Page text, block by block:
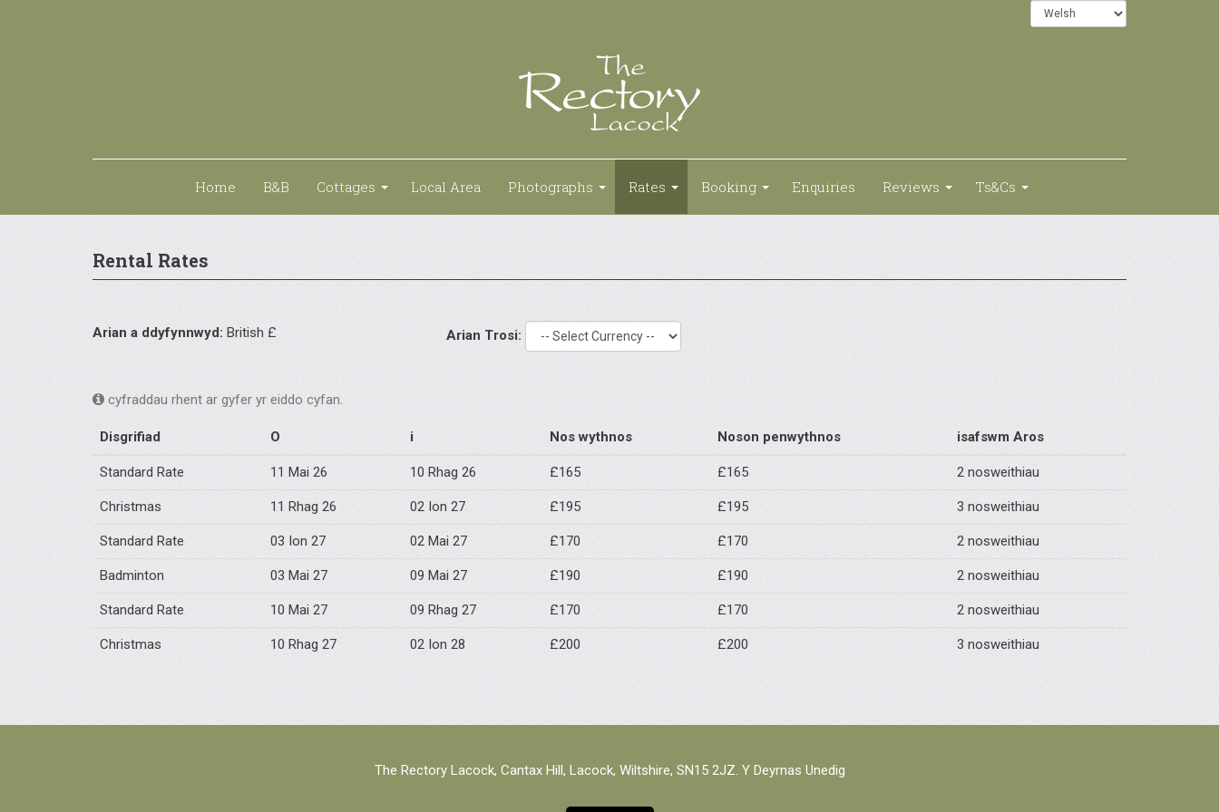
Home B&B Cottages Local Area Photographs Rates Booking Enquiries Reviews Ts&Cs
Rental Rates
Arian a ddyfynnwyd: British £ Arian Trosi:
cyfraddau rhent ar gyfer yr eiddo cyfan.
Disgrifiad O i Nos wythnos Noson penwythnos isafswm Aros
Standard Rate 11 Mai 26 10 Rhag 26 £165 £165 2 nosweithiau
Christmas 11 Rhag 26 02 Ion 27 £195 £195 3 nosweithiau
Standard Rate 03 Ion 27 02 Mai 27 £170 £170 2 nosweithiau
Badminton 03 Mai 27 09 Mai 27 £190 £190 2 nosweithiau
Standard Rate 10 Mai 27 09 Rhag 27 £170 £170 2 nosweithiau
Christmas 10 Rhag 27 02 Ion 28 £200 £200 3 nosweithiau
The Rectory Lacock, Cantax Hill, Lacock, Wiltshire, SN15 2JZ. Y Deyrnas Unedig